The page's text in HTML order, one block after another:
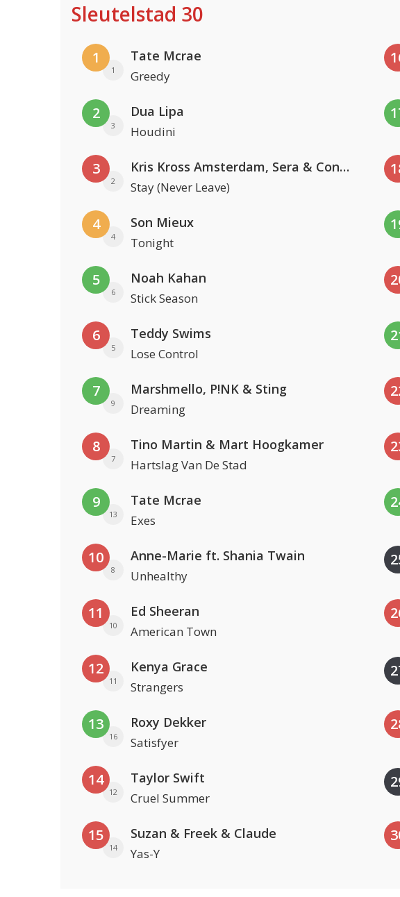
Sleutelstad 30
1
1
Tate Mcrae
Greedy
2
3
Dua Lipa
Houdini
3
2
Kris Kross Amsterdam, Sera & Conor Maynard
Stay (Never Leave)
4
4
Son Mieux
Tonight
5
6
Noah Kahan
Stick Season
6
5
Teddy Swims
Lose Control
7
9
Marshmello, P!NK & Sting
Dreaming
8
7
Tino Martin & Mart Hoogkamer
Hartslag Van De Stad
9
13
Tate Mcrae
Exes
10
8
Anne-Marie ft. Shania Twain
Unhealthy
11
10
Ed Sheeran
American Town
12
11
Kenya Grace
Strangers
13
16
Roxy Dekker
Satisfyer
14
12
Taylor Swift
Cruel Summer
15
14
Suzan & Freek & Claude
Yas-Y